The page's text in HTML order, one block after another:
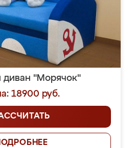
диван "Морячок"
18900 руб.